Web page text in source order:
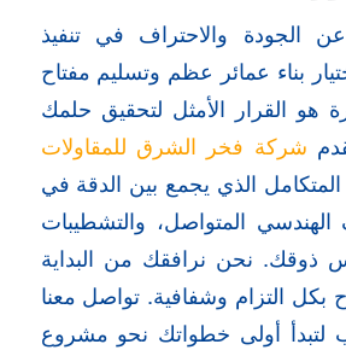
الجودة والاحتراف في تنفيذ
بناء عمائر عظم وتسليم مفتاح
هو القرار الأمثل لتحقيق حلمك
شركة فخر الشرق للمقاولات
المتكامل الذي يجمع بين الدقة في
الهندسي المتواصل، والتشطيبات
ذوقك. نحن نرافقك من البداية
بكل التزام وشفافية. تواصل معنا
لتبدأ أولى خطواتك نحو مشروع